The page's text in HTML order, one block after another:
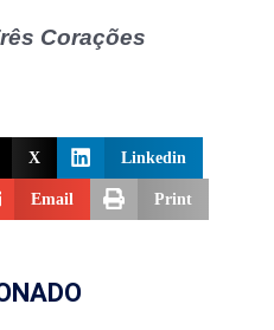
Corações
X Linkedin
Email Print